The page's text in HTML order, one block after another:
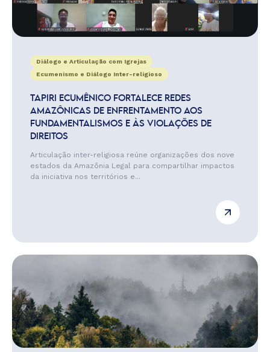
Diálogo e Articulação com Igrejas
Ecumenismo e Diálogo Inter-religioso
TAPIRI ECUMÊNICO FORTALECE REDES
AMAZÔNICAS DE ENFRENTAMENTO AOS
FUNDAMENTALISMOS E ÀS VIOLAÇÕES DE
DIREITOS
Articulação inter-religiosa reúne organizações dos nove
estados da Amazônia Legal para compartilhar impactos
da iniciativa nos territórios e...